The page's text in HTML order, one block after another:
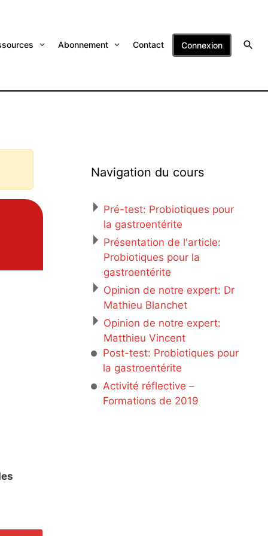
Abonnement Contact Connexion
Navigation du cours
Pré-test: Probiotiques pour
la gastroentérite
Présentation de l'article:
Probiotiques pour la
gastroentérite
Opinion de notre expert: Dr
Mathieu Blanchet
Opinion de notre expert:
Matthieu Vincent
Post-test: Probiotiques pour
la gastroentérite
Activité réflective –
Formations de 2019